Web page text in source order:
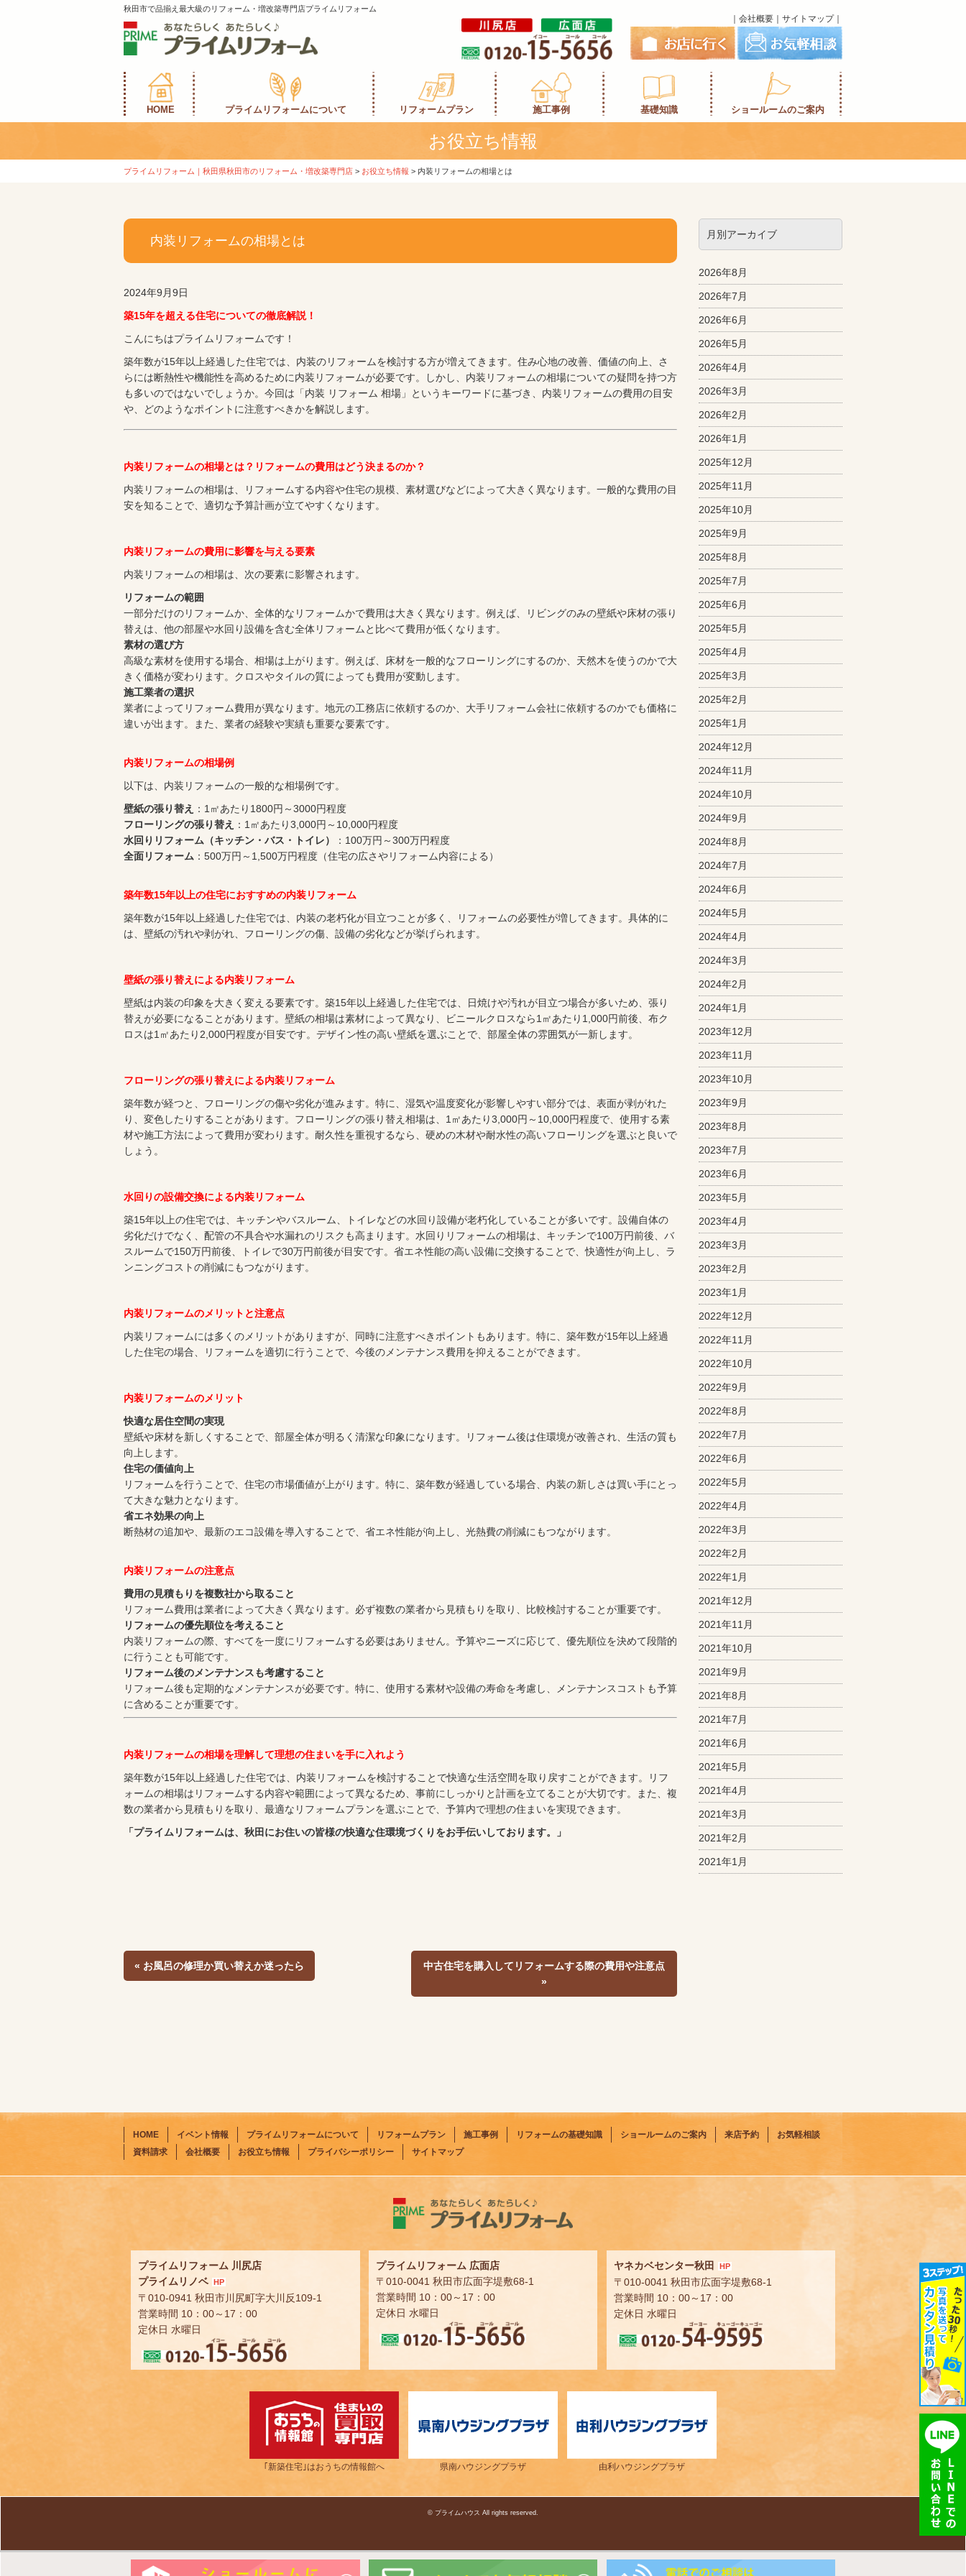
秋田市で品揃え最大級のリフォーム・増改築専門店プライムリフォーム
会社概要 サイトマップ｜
HOME プライムリフォームについて リフォームプラン 施工事例 基礎知識 ショールームのご案内
お役立ち情報
プライムリフォーム｜秋田県秋田市のリフォーム・増改築専門店 > お役立ち情報 > 内装リフォームの相場とは
内装リフォームの相場とは
2024年9月9日
築15年を超える住宅についての徹底解説！
こんにちはプライムリフォームです！
築年数が15年以上経過した住宅では、内装のリフォームを検討する方が増えてきます。住み心地の改善、価値の向上、さ
らには断熱性や機能性を高めるために内装リフォームが必要です。しかし、内装リフォームの相場についての疑問を持つ方
も多いのではないでしょうか。今回は「内装 リフォーム 相場」というキーワードに基づき、内装リフォームの費用の目安
や、どのようなポイントに注意すべきかを解説します。
内装リフォームの相場とは？リフォームの費用はどう決まるのか？
内装リフォームの相場は、リフォームする内容や住宅の規模、素材選びなどによって大きく異なります。一般的な費用の目
安を知ることで、適切な予算計画が立てやすくなります。
内装リフォームの費用に影響を与える要素
内装リフォームの相場は、次の要素に影響されます。
リフォームの範囲
一部分だけのリフォームか、全体的なリフォームかで費用は大きく異なります。例えば、リビングのみの壁紙や床材の張り
替えは、他の部屋や水回り設備を含む全体リフォームと比べて費用が低くなります。
素材の選び方
高級な素材を使用する場合、相場は上がります。例えば、床材を一般的なフローリングにするのか、天然木を使うのかで大
きく価格が変わります。クロスやタイルの質によっても費用が変動します。
施工業者の選択
業者によってリフォーム費用が異なります。地元の工務店に依頼するのか、大手リフォーム会社に依頼するのかでも価格に
違いが出ます。また、業者の経験や実績も重要な要素です。
内装リフォームの相場例
以下は、内装リフォームの一般的な相場例です。
壁紙の張り替え
：1㎡あたり1800円～3000円程度
フローリングの張り替え
：1㎡あたり3,000円～10,000円程度
水回りリフォーム（キッチン・バス・トイレ）
：100万円～300万円程度
全面リフォーム ：500万円～1,500万円程度（住宅の広さやリフォーム内容による）
築年数15年以上の住宅におすすめの内装リフォーム
築年数が15年以上経過した住宅では、内装の老朽化が目立つことが多く、リフォームの必要性が増してきます。具体的に
は、壁紙の汚れや剥がれ、フローリングの傷、設備の劣化などが挙げられます。
壁紙の張り替えによる内装リフォーム
壁紙は内装の印象を大きく変える要素です。築15年以上経過した住宅では、日焼けや汚れが目立つ場合が多いため、張り
替えが必要になることがあります。壁紙の相場は素材によって異なり、ビニールクロスなら1㎡あたり1,000円前後、布ク
ロスは1㎡あたり2,000円程度が目安です。デザイン性の高い壁紙を選ぶことで、部屋全体の雰囲気が一新します。
フローリングの張り替えによる内装リフォーム
築年数が経つと、フローリングの傷や劣化が進みます。特に、湿気や温度変化が影響しやすい部分では、表面が剥がれた
り、変色したりすることがあります。フローリングの張り替え相場は、1㎡あたり3,000円～10,000円程度で、使用する素
材や施工方法によって費用が変わります。耐久性を重視するなら、硬めの木材や耐水性の高いフローリングを選ぶと良いで
しょう。
水回りの設備交換による内装リフォーム
築15年以上の住宅では、キッチンやバスルーム、トイレなどの水回り設備が老朽化していることが多いです。設備自体の
劣化だけでなく、配管の不具合や水漏れのリスクも高まります。水回りリフォームの相場は、キッチンで100万円前後、バ
スルームで150万円前後、トイレで30万円前後が目安です。省エネ性能の高い設備に交換することで、快適性が向上し、ラ
ンニングコストの削減にもつながります。
内装リフォームのメリットと注意点
内装リフォームには多くのメリットがありますが、同時に注意すべきポイントもあります。特に、築年数が15年以上経過
した住宅の場合、リフォームを適切に行うことで、今後のメンテナンス費用を抑えることができます。
内装リフォームのメリット
快適な居住空間の実現
壁紙や床材を新しくすることで、部屋全体が明るく清潔な印象になります。リフォーム後は住環境が改善され、生活の質も
向上します。
住宅の価値向上
リフォームを行うことで、住宅の市場価値が上がります。特に、築年数が経過している場合、内装の新しさは買い手にとっ
て大きな魅力となります。
省エネ効果の向上
断熱材の追加や、最新のエコ設備を導入することで、省エネ性能が向上し、光熱費の削減にもつながります。
内装リフォームの注意点
費用の見積もりを複数社から取ること
リフォーム費用は業者によって大きく異なります。必ず複数の業者から見積もりを取り、比較検討することが重要です。
リフォームの優先順位を考えること
内装リフォームの際、すべてを一度にリフォームする必要はありません。予算やニーズに応じて、優先順位を決めて段階的
に行うことも可能です。
リフォーム後のメンテナンスも考慮すること
リフォーム後も定期的なメンテナンスが必要です。特に、使用する素材や設備の寿命を考慮し、メンテナンスコストも予算
に含めることが重要です。
内装リフォームの相場を理解して理想の住まいを手に入れよう
築年数が15年以上経過した住宅では、内装リフォームを検討することで快適な生活空間を取り戻すことができます。リフ
ォームの相場はリフォームする内容や範囲によって異なるため、事前にしっかりと計画を立てることが大切です。また、複
数の業者から見積もりを取り、最適なリフォームプランを選ぶことで、予算内で理想の住まいを実現できます。
「プライムリフォームは、秋田にお住いの皆様の快適な住環境づくりをお手伝いしております。」
« お風呂の修理か買い替えか迷ったら
中古住宅を購入してリフォームする際の費用や注意点
»
月別アーカイブ
2026年8月
2026年7月
2026年6月
2026年5月
2026年4月
2026年3月
2026年2月
2026年1月
2025年12月
2025年11月
2025年10月
2025年9月
2025年8月
2025年7月
2025年6月
2025年5月
2025年4月
2025年3月
2025年2月
2025年1月
2024年12月
2024年11月
2024年10月
2024年9月
2024年8月
2024年7月
2024年6月
2024年5月
2024年4月
2024年3月
2024年2月
2024年1月
2023年12月
2023年11月
2023年10月
2023年9月
2023年8月
2023年7月
2023年6月
2023年5月
2023年4月
2023年3月
2023年2月
2023年1月
2022年12月
2022年11月
2022年10月
2022年9月
2022年8月
2022年7月
2022年6月
2022年5月
2022年4月
2022年3月
2022年2月
2022年1月
2021年12月
2021年11月
2021年10月
2021年9月
2021年8月
2021年7月
2021年6月
2021年5月
2021年4月
2021年3月
2021年2月
2021年1月
HOME イベント情報 プライムリフォームについて リフォームプラン 施工事例 リフォームの基礎知識 ショールームのご案内 来店予約
お気軽相談
資料請求
会社概要 お役立ち情報 プライバシーポリシー サイトマップ
プライムリフォーム 川尻店
プライムリノベ
HP
〒010-0941 秋田市川尻町字大川反109-1
営業時間 10：00～17：00
定休日 水曜日
プライムリフォーム 広面店
〒010-0041 秋田市広面字堤敷68-1
営業時間 10：00～17：00
定休日 水曜日
ヤネカベセンター秋田 HP
〒010-0041 秋田市広面字堤敷68-1
営業時間 10：00～17：00
定休日 水曜日
｢新築住宅｣はおうちの情報館へ 県南ハウジングプラザ 由利ハウジングプラザ
© プライムハウス All rights reserved.